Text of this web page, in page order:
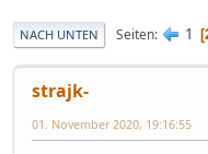
NACH UNTEN Seiten 1
strajk-
01. November 2020, 19:16:55